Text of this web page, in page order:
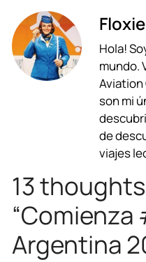
c
e
b
a
t
s
A
p
p
l
e
g
r
a
m
Floxie
Hola!
mundo.
Aviation
son mi
de
viajes
13
“Comienza
Argentina